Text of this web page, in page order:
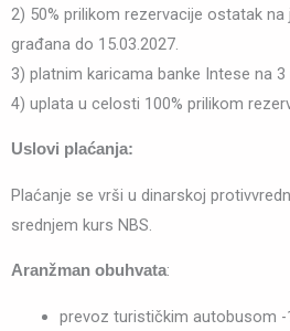
2) 50% prilikom rezervacije ostatak
građana do 15.03.2027.
3) platnim karicama banke Intese na 3
4) uplata u celosti 100% prilikom
Uslovi plaćanja:
Plaćanje se vrši u dinarskoj
srednjem kurs NBS.
Aranžman obuhvata:
prevoz turističkim autobusom